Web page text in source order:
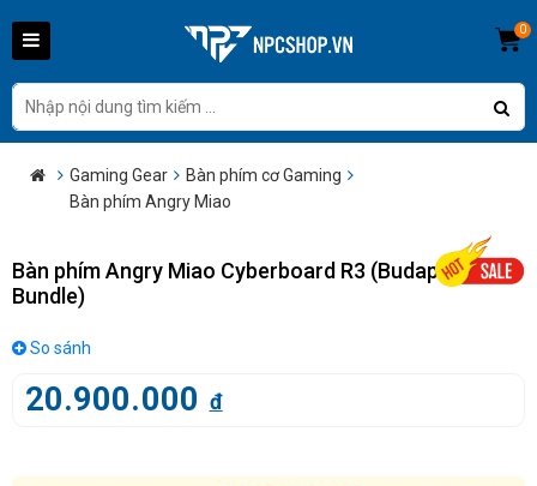
0
Gaming Gear
Bàn phím cơ Gaming
Bàn phím Angry Miao
Bàn phím Angry Miao Cyberboard R3 (Budapest Pink
Bundle)
So sánh
20.900.000 đ